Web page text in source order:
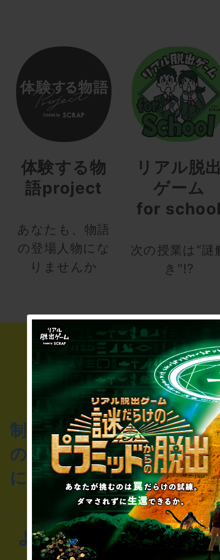
体験する物
語project
あなたも、物語
の登場人物にな
りませんか
リアル脱
ゲーム
for
次の授業は“謎
き”!?
制作のご相談・コラボレ
のお客様からのご質問や
にお問い合わせください
よくあるお問い合わせ